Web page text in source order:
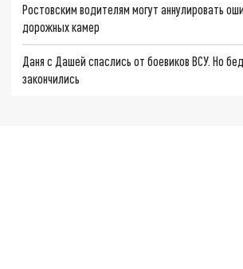
Ростовским водителям могут аннулировать
дорожных камер
Даня с Дашей спаслись от боевиков ВСУ. Но
закончились